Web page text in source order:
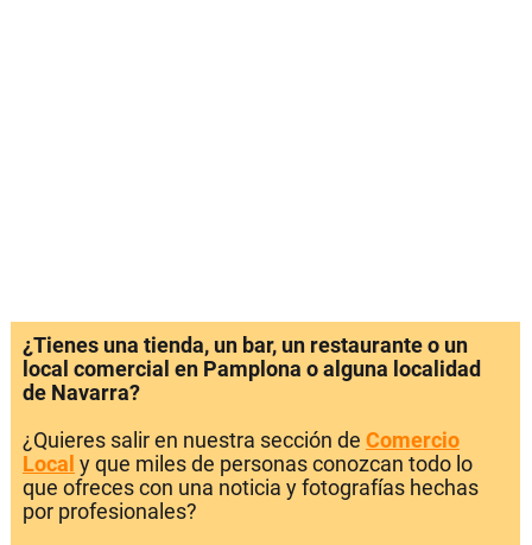
¿Tienes una tienda, un bar, un restaurante o un
local comercial en Pamplona o alguna localidad
de Navarra?
¿Quieres salir en nuestra sección de Comercio
Local y que miles de personas conozcan todo lo
que ofreces con una noticia y fotografías hechas
por profesionales?